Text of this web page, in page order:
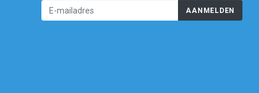
AANMELDEN